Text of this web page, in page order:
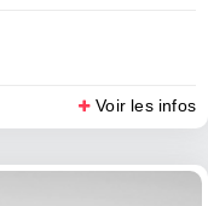
Voir les infos